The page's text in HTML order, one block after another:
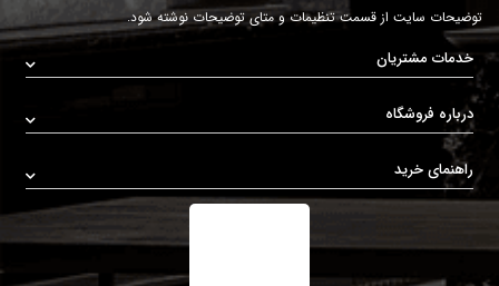
توضیحات سایت از قسمت تنظیمات و متای توضیحات نوشته شود.
خدمات مشتریان
درباره فروشگاه
راهنمای خرید